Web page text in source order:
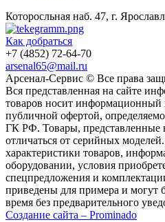
Которосльная наб. 47, г.
Как добраться
+7 (4852) 72-64-70
arsenal65@mail.ru
Aрсенал-Сервис © Все права
Вся представленная на сайте
товаров носит информационный
публичной офертой,
ГК РФ. Товары, представленные
отличаться от серийных
характеристики товаров,
оборудовании, условия
спецпредложения и
приведены для примера и могут
время без предварительного
Создание сайта – Prominado